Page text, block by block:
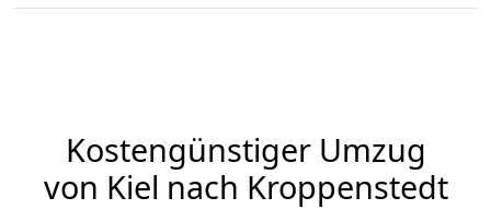
Kostengünstiger Umzug
von Kiel nach Kroppenstedt